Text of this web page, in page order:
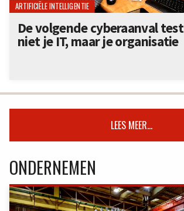
ARTIFICIËLE INTELLIGENTIE
De volgende cyberaanval test
niet je IT, maar je organisatie
LEES MEER...
ONDERNEMEN